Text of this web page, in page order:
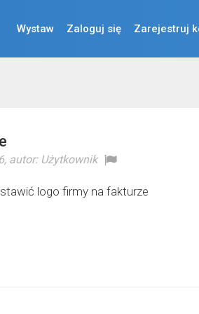
Wystaw Zaloguj się Zarejestruj
, autor: Użytkownik
logo firmy na fakturze